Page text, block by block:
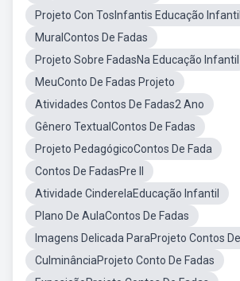
Projeto Con TosInfantis Educação Infantil
MuralContos De Fadas
Projeto Sobre FadasNa Educação Infantil
MeuConto De Fadas Projeto
Atividades Contos De Fadas2 Ano
Gênero TextualContos De Fadas
Projeto PedagógicoContos De Fada
Contos De FadasPre II
Atividade CinderelaEducação Infantil
Plano De AulaContos De Fadas
Imagens Delicada ParaProjeto Contos
CulminânciaProjeto Conto De Fadas